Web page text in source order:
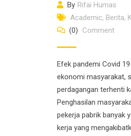
By Rifai Humas
Academic, Berita,
(0)
Comment
Efek pandemi Covid
ekonomi masyarakat,
perdagangan terhenti
Penghasilan
pekerja pabrik banyak
kerja yang